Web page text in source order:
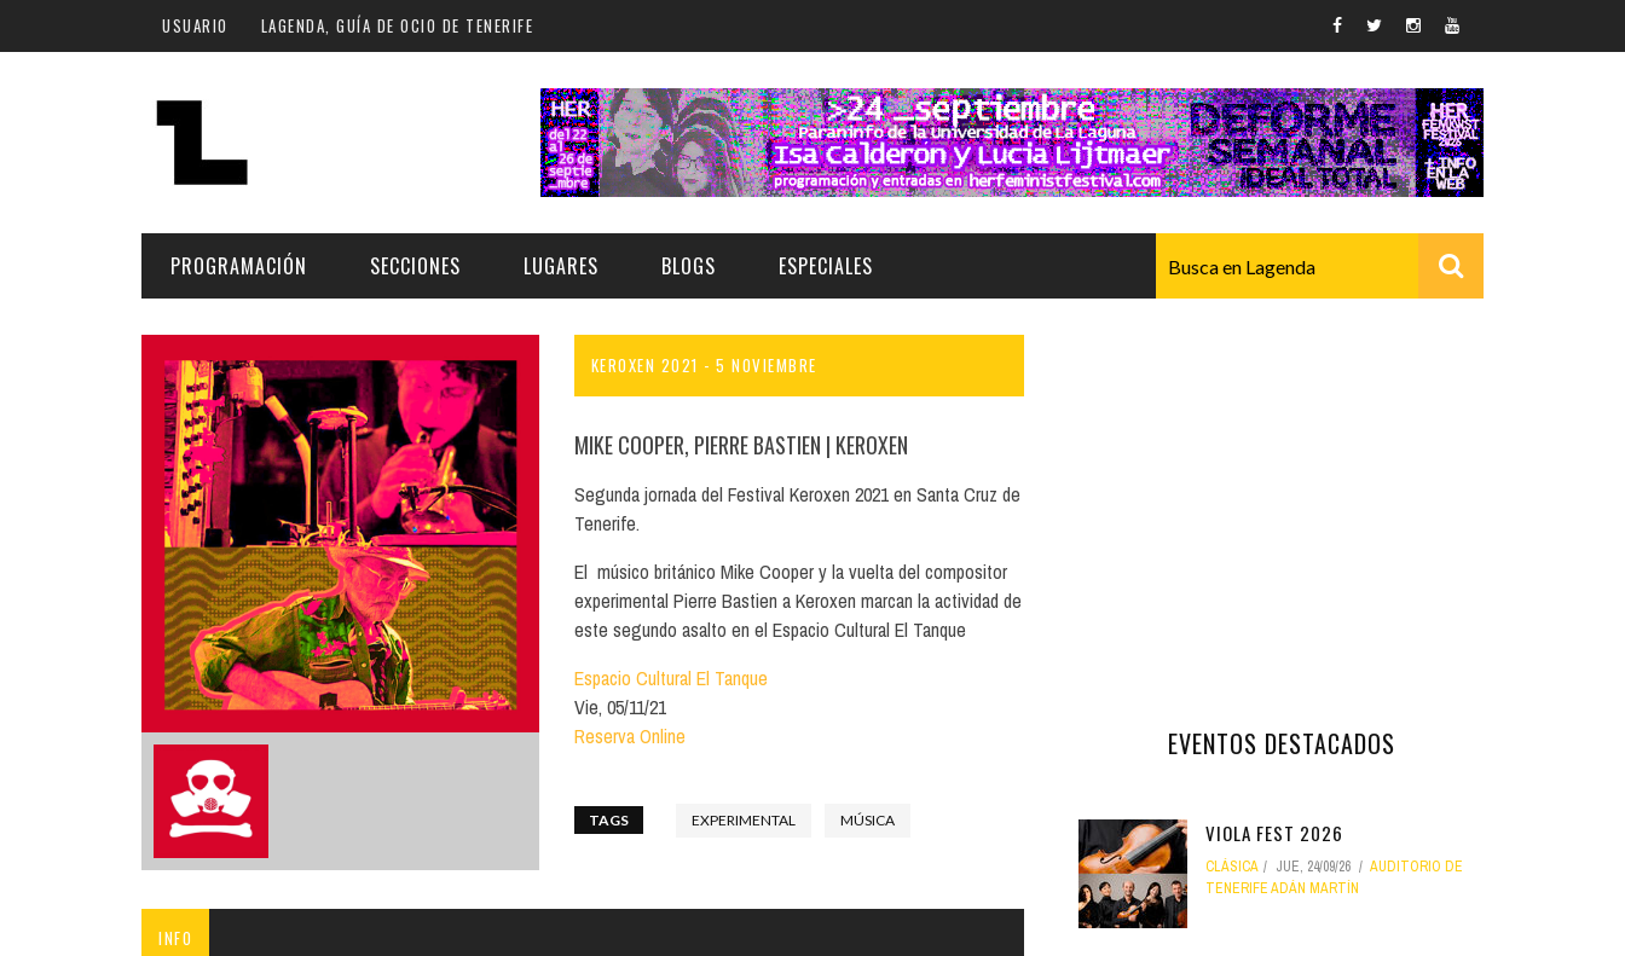
Pasar al contenido principal
USUARIO LAGENDA, GUÍA DE OCIO DE TENERIFE
PROGRAMACIÓN
FECHA
Hoy
Plan Finde
Norte
Islas
Cultura
Deporte y Naturaleza
Infantil
SECCIONES
MÚSICA
ESCÉNICAS
CULTURA
GASTRONOMÍA
INFANTIL
LUGARES
ARTE | MUSEOS
NOCHE
LOCALES CON ACTUACIONES
COMERCIO
BLOGS ESPECIALES
FESTIVAL BOREAL 2026
KEROXEN 2021 - 5 NOVIEMBRE
MIKE COOPER, PIERRE BASTIEN | KEROXEN
Segunda jornada del Festival Keroxen 2021 en Santa Cruz de
Tenerife.
El músico británico Mike Cooper y la vuelta del compositor
experimental Pierre Bastien a Keroxen marcan la actividad de
este segundo asalto en el Espacio Cultural El Tanque
Espacio Cultural El Tanque
Vie, 05/11/21
Reserva Online
TAGS EXPERIMENTAL MÚSICA
INFO
EVENTOS DESTACADOS
VIOLA FEST 2026
CLÁSICA JUE, 24/09/26
AUDITORIO DE
TENERIFE ADÁN MARTÍN